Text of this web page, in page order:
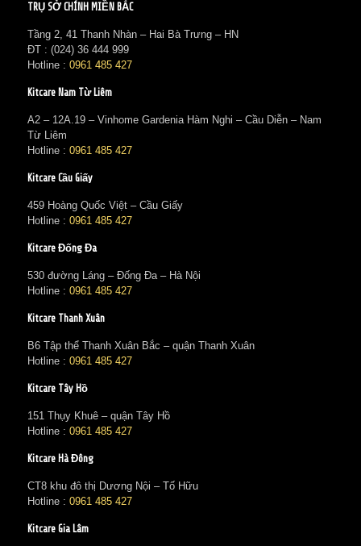
TRỤ SỞ CHÍNH MIỀN BẮC
Tầng 2, 41 Thanh Nhàn – Hai Bà Trưng – HN
ĐT : (024) 36 444 999
Hotline : 0961 485 427
Kitcare Nam Từ Liêm
A2 – 12A.19 – Vinhome Gardenia Hàm Nghi – Cầu Diễn – Nam
Từ Liêm
Hotline : 0961 485 427
Kitcare Cầu Giấy
459 Hoàng Quốc Việt – Cầu Giấy
Hotline : 0961 485 427
Kitcare Đống Đa
530 đường Láng – Đống Đa – Hà Nội
Hotline : 0961 485 427
Kitcare Thanh Xuân
B6 Tập thể Thanh Xuân Bắc – quận Thanh Xuân
Hotline : 0961 485 427
Kitcare Tây Hồ
151 Thụy Khuê – quận Tây Hồ
Hotline : 0961 485 427
Kitcare Hà Đông
CT8 khu đô thị Dương Nội – Tố Hữu
Hotline : 0961 485 427
Kitcare Gia Lâm